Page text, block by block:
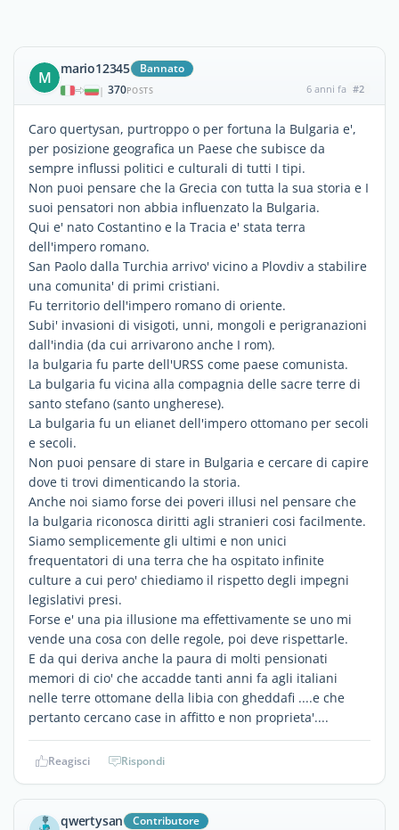
M mario12345 Bannato
| 370POSTS 6 anni fa #2
Caro quertysan, purtroppo o per fortuna la Bulgaria e',
per posizione geografica un Paese che subisce da
sempre influssi politici e culturali di tutti I tipi.
Non puoi pensare che la Grecia con tutta la sua storia e I
suoi pensatori non abbia influenzato la Bulgaria.
Qui e' nato Costantino e la Tracia e' stata terra
dell'impero romano.
San Paolo dalla Turchia arrivo' vicino a Plovdiv a stabilire
una comunita' di primi cristiani.
Fu territorio dell'impero romano di oriente.
Subi' invasioni di visigoti, unni, mongoli e perigranazioni
dall'india (da cui arrivarono anche I rom).
la bulgaria fu parte dell'URSS come paese comunista.
La bulgaria fu vicina alla compagnia delle sacre terre di
santo stefano (santo ungherese).
La bulgaria fu un elianet dell'impero ottomano per secoli
e secoli.
Non puoi pensare di stare in Bulgaria e cercare di capire
dove ti trovi dimenticando la storia.
Anche noi siamo forse dei poveri illusi nel pensare che
la bulgaria riconosca diritti agli stranieri cosi facilmente.
Siamo semplicemente gli ultimi e non unici
frequentatori di una terra che ha ospitato infinite
culture a cui pero' chiediamo il rispetto degli impegni
legislativi presi.
Forse e' una pia illusione ma effettivamente se uno mi
vende una cosa con delle regole, poi deve rispettarle.
E da qui deriva anche la paura di molti pensionati
memori di cio' che accadde tanti anni fa agli italiani
nelle terre ottomane della libia con gheddafi ....e che
pertanto cercano case in affitto e non proprieta'....
Reagisci Rispondi
qwertysan Contributore